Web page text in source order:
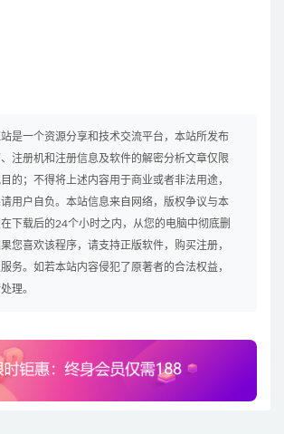
是一个资源分享和技术交流平台，本站所发布
注册机和注册信息及软件的解密分析文章仅限
的；不得将上述内容用于商业或者非法用途，
用户自负。本站信息来自网络，版权争议与本
下载后的24个小时之内，从您的电脑中彻底删
您喜欢该程序，请支持正版软件，购买注册，
务。如若本站内容侵犯了原著者的合法权益，
理。